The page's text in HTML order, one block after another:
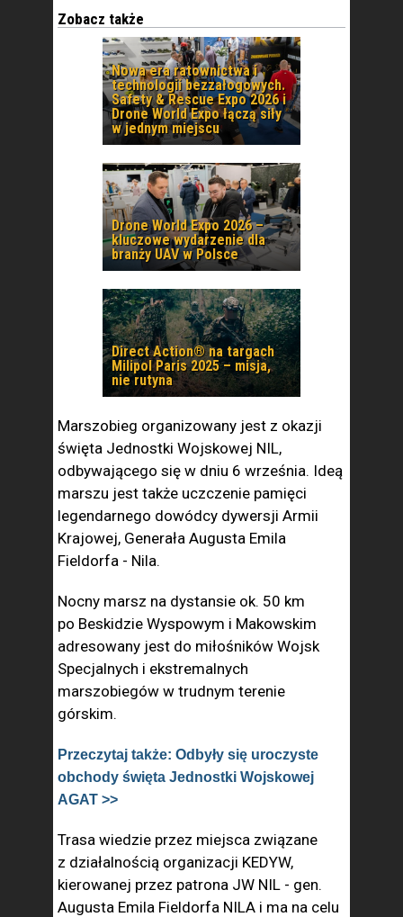
Zobacz także
Nowa era ratownictwa i
technologii bezzałogowych.
Safety & Rescue Expo 2026 i
Drone World Expo łączą siły
w jednym miejscu
Drone World Expo 2026 –
kluczowe wydarzenie dla
branży UAV w Polsce
Direct Action® na targach
Milipol Paris 2025 – misja,
nie rutyna
Marszobieg organizowany jest z okazji
święta Jednostki Wojskowej NIL,
odbywającego się w dniu 6 września. Ideą
marszu jest także uczczenie pamięci
legendarnego dowódcy dywersji Armii
Krajowej, Generała Augusta Emila
Fieldorfa - Nila.
Nocny marsz na dystansie ok. 50 km
po Beskidzie Wyspowym i Makowskim
adresowany jest do miłośników Wojsk
Specjalnych i ekstremalnych
marszobiegów w trudnym terenie
górskim.
Przeczytaj także: Odbyły się uroczyste
obchody święta Jednostki Wojskowej
AGAT >>
Trasa wiedzie przez miejsca związane
z działalnością organizacji KEDYW,
kierowanej przez patrona JW NIL - gen.
Augusta Emila Fieldorfa NILA i ma na celu